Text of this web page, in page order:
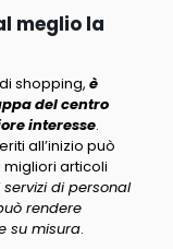
meglio la
shopping, è
del centro
interesse.
all’inizio può
articoli
di personal
rendere
su misura.